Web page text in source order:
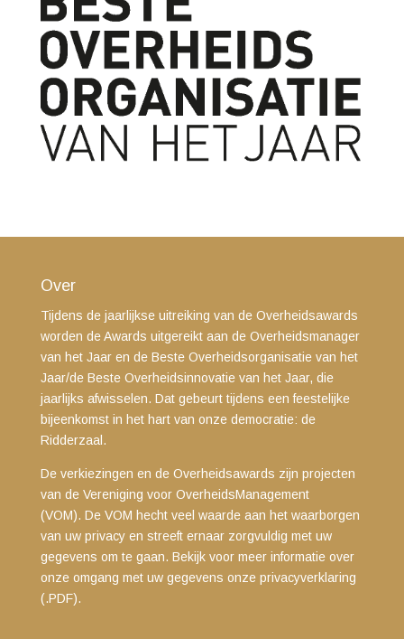
Over
Tijdens de jaarlijkse uitreiking van de Overheidsawards
worden de Awards uitgereikt aan de Overheidsmanager
van het Jaar en de Beste Overheidsorganisatie van het
Jaar/de Beste Overheidsinnovatie van het Jaar, die
jaarlijks afwisselen. Dat gebeurt tijdens een feestelijke
bijeenkomst in het hart van onze democratie: de
Ridderzaal.
De verkiezingen en de Overheidsawards zijn projecten
van de Vereniging voor OverheidsManagement
(VOM). De VOM hecht veel waarde aan het waarborgen
van uw privacy en streeft ernaar zorgvuldig met uw
gegevens om te gaan. Bekijk voor meer informatie over
onze omgang met uw gegevens onze privacyverklaring
(.PDF).